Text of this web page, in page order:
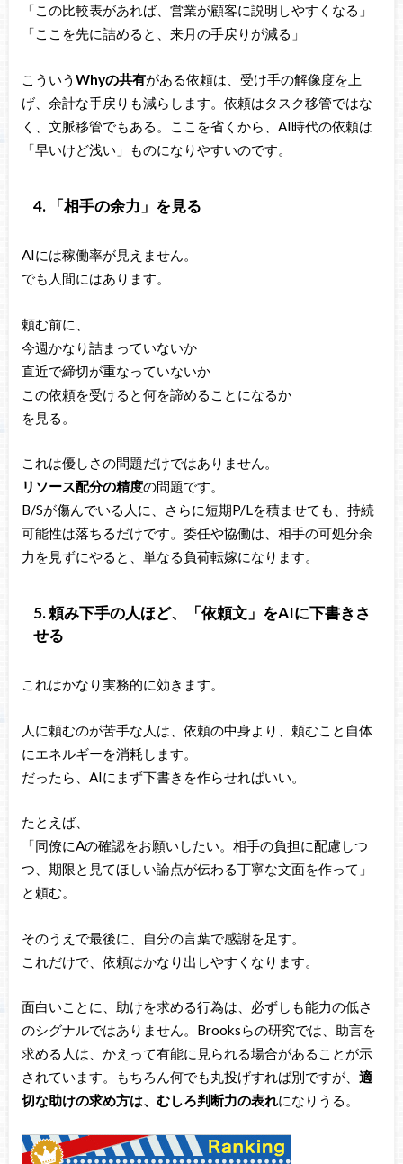
「この比較表があれば、営業が顧客に説明しやすくなる」
「ここを先に詰めると、来月の手戻りが減る」
こういう Whyの共有がある依頼は、受け手の解像度を上
げ、余計な手戻りも減らします。依頼はタスク移管ではな
く、文脈移管でもある。ここを省くから、AI時代の依頼は
「早いけど浅い」ものになりやすいのです。
4. 「相手の余力」を見る
AIには稼働率が見えません。
でも人間にはあります。
頼む前に、
今週かなり詰まっていないか
直近で締切が重なっていないか
この依頼を受けると何を諦めることになるか
を見る。
これは優しさの問題だけではありません。
リソース配分の精度の問題です。
B/Sが傷んでいる人に、さらに短期P/Lを積ませても、持続
可能性は落ちるだけです。委任や協働は、相手の可処分余
力を見ずにやると、単なる負荷転嫁になります。
5. 頼み下手の人ほど、「依頼文」をAIに下書きさ
せる
これはかなり実務的に効きます。
人に頼むのが苦手な人は、依頼の中身より、頼むこと自体
にエネルギーを消耗します。
だったら、AIにまず下書きを作らせればいい。
たとえば、
「同僚にAの確認をお願いしたい。相手の負担に配慮しつ
つ、期限と見てほしい論点が伝わる丁寧な文面を作って」
と頼む。
そのうえで最後に、自分の言葉で感謝を足す。
これだけで、依頼はかなり出しやすくなります。
面白いことに、助けを求める行為は、必ずしも能力の低さ
のシグナルではありません。Brooksらの研究では、助言を
求める人は、かえって有能に見られる場合があることが示
されています。もちろん何でも丸投げすれば別ですが、 適
切な助けの求め方は、むしろ判断力の表れになりうる。